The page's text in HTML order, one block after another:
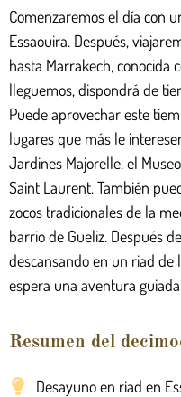
Comenzaremos el día con
Essaouira. Después,
hasta Marrakech, conocida
lleguemos, dispondrá de
Puede aprovechar este
lugares que más le
Jardines Majorelle, el
Saint Laurent. También
zocos tradicionales de la
barrio de Gueliz. Después
descansando en un riad de
espera una aventura
Resumen del
Desayuno en riad en